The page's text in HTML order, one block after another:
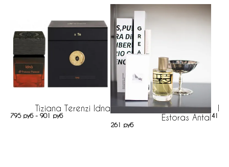
Tiziana Terenzi Idna
795 руб - 901 руб Estoras Antal
261 руб
41